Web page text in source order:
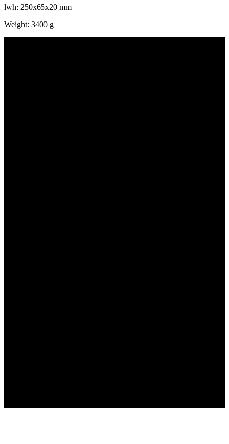
lwh: 250x65x20 mm
Weight: 3400 g